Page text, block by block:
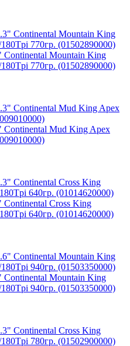
Mountain King
770гр. (01502890000)
Mud King Apex
Cross King
640гр. (01014620000)
Mountain King
940гр. (01503350000)